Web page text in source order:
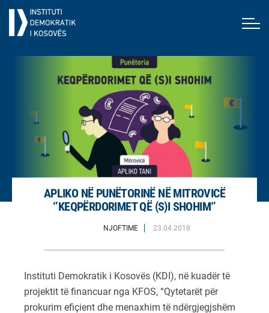
APLIKO NË PUNËTORINË NË MITROVICË
‘’KEQPËRDORIMET QË (S)I SHOHIM‘’
NJOFTIME 23.04.2018
Instituti Demokratik i Kosovës (KDI), në kuadër të
projektit të financuar nga KFOS, “Qytetarët për
prokurim efiçient dhe menaxhim të ndërgjegjshëm